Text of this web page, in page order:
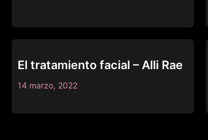
El tratamiento facial – Alli Rae
14 marzo, 2022